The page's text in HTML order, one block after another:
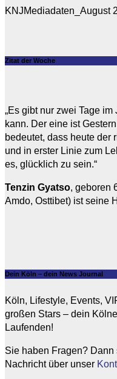
KNJMediadaten_August
Zitat der Woche
„Es gibt nur zwei Tage
kann. Der eine ist
bedeutet, dass heute der
und in erster Linie zum
es, glücklich zu sein.“
Tenzin Gyatso, geboren
Amdo, Osttibet) ist seine
Dein Köln – dein News Journal
Köln, Lifestyle, Events,
großen Stars – dein
Laufenden!
Sie haben Fragen?
Nachricht über unser